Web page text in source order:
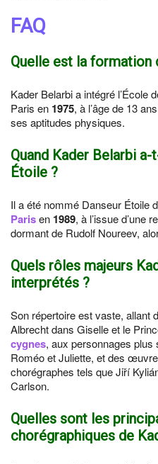
FAQ
Quelle est la formation
Kader Belarbi a intégré l’École
Paris en 1975, à l’âge de 13
ses aptitudes physiques.
Quand Kader Belarbi
Étoile ?
Il a été nommé Danseur Étoile
Parisen 1989, à l’issue d’une
dormant de Rudolf Noureev,
Quels rôles majeurs
interprétés ?
Son répertoire est vaste, allant
Albrecht dans Giselle et le
cygnes, aux personnages
Roméo et Juliette, et des
chorégraphes tels que Jiří
Carlson.
Quelles sont les
chorégraphiques de